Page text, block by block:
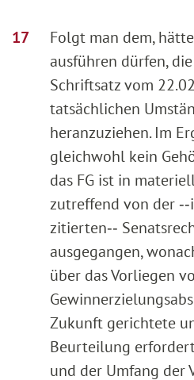
Folgt man dem,
ausführen dürfen,
Schriftsatz vom
tatsächlichen
heranzuziehen. Im
gleichwohl kein
das FG ist in
zutreffend von der
zitierten‑‑
ausgegangen,
über das Vorliegen
Zukunft gerichtete
Beurteilung
und der Umfang der